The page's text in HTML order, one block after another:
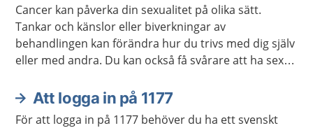
Cancer kan påverka din sexualitet på olika sätt.
Tankar och känslor eller biverkningar av
behandlingen kan förändra hur du trivs med dig själv
eller med andra. Du kan också få svårare att ha sex
lusten och förmågan att ha sex.
Att logga in på 1177
För att logga in på 1177 behöver du ha ett svenskt